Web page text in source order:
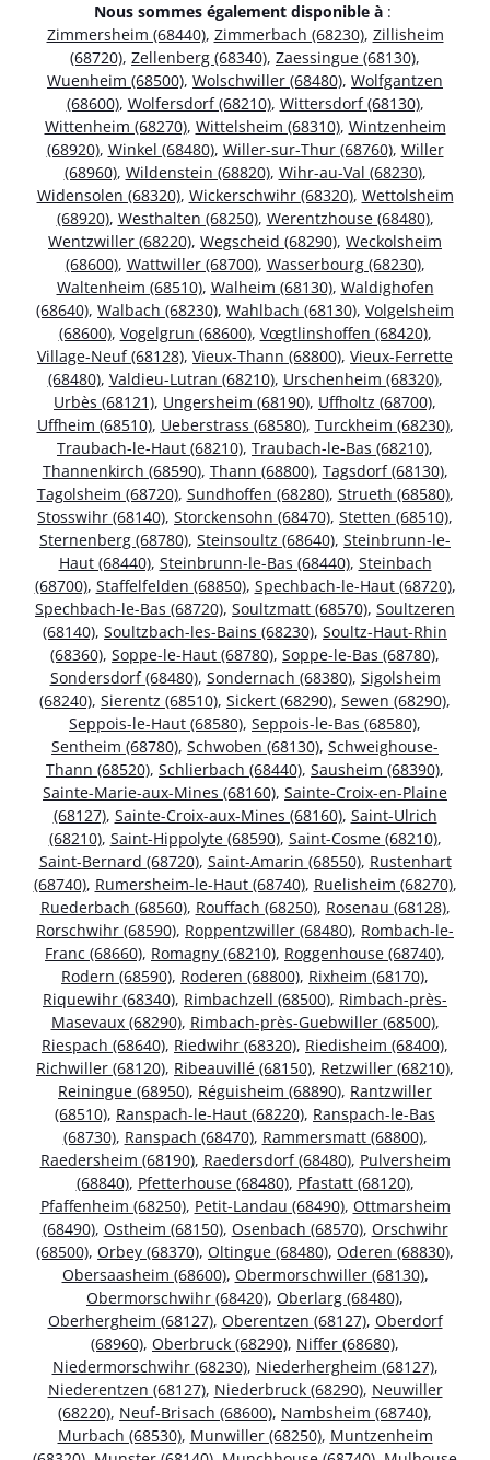
Nous sommes également disponible à :
Zimmersheim (68440), Zimmerbach (68230), Zillisheim
(68720), Zellenberg (68340), Zaessingue (68130),
Wuenheim (68500), Wolschwiller (68480), Wolfgantzen
(68600), Wolfersdorf (68210), Wittersdorf (68130),
Wittenheim (68270), Wittelsheim (68310), Wintzenheim
(68920), Winkel (68480), Willer-sur-Thur (68760), Willer
(68960), Wildenstein (68820), Wihr-au-Val (68230),
Widensolen (68320), Wickerschwihr (68320), Wettolsheim
(68920), Westhalten (68250), Werentzhouse (68480),
Wentzwiller (68220), Wegscheid (68290), Weckolsheim
(68600), Wattwiller (68700), Wasserbourg (68230),
Waltenheim (68510), Walheim (68130), Waldighofen
(68640), Walbach (68230), Wahlbach (68130), Volgelsheim
(68600), Vogelgrun (68600), Vœgtlinshoffen (68420),
Village-Neuf (68128), Vieux-Thann (68800), Vieux-Ferrette
(68480), Valdieu-Lutran (68210), Urschenheim (68320),
Urbès (68121), Ungersheim (68190), Uffholtz (68700),
Uffheim (68510), Ueberstrass (68580), Turckheim (68230),
Traubach-le-Haut (68210), Traubach-le-Bas (68210),
Thannenkirch (68590), Thann (68800), Tagsdorf (68130),
Tagolsheim (68720), Sundhoffen (68280), Strueth (68580),
Stosswihr (68140), Storckensohn (68470), Stetten (68510),
Sternenberg (68780), Steinsoultz (68640), Steinbrunn-le-
Haut (68440), Steinbrunn-le-Bas (68440), Steinbach
(68700), Staffelfelden (68850), Spechbach-le-Haut (68720),
Spechbach-le-Bas (68720), Soultzmatt (68570), Soultzeren
(68140), Soultzbach-les-Bains (68230), Soultz-Haut-Rhin
(68360), Soppe-le-Haut (68780), Soppe-le-Bas (68780),
Sondersdorf (68480), Sondernach (68380), Sigolsheim
(68240), Sierentz (68510), Sickert (68290), Sewen (68290),
Seppois-le-Haut (68580), Seppois-le-Bas (68580),
Sentheim (68780), Schwoben (68130), Schweighouse-
Thann (68520), Schlierbach (68440), Sausheim (68390),
Sainte-Marie-aux-Mines (68160), Sainte-Croix-en-Plaine
(68127), Sainte-Croix-aux-Mines (68160), Saint-Ulrich
(68210), Saint-Hippolyte (68590), Saint-Cosme (68210),
Saint-Bernard (68720), Saint-Amarin (68550), Rustenhart
(68740), Rumersheim-le-Haut (68740), Ruelisheim (68270),
Ruederbach (68560), Rouffach (68250), Rosenau (68128),
Rorschwihr (68590), Roppentzwiller (68480), Rombach-le-
Franc (68660), Romagny (68210), Roggenhouse (68740),
Rodern (68590), Roderen (68800), Rixheim (68170),
Riquewihr (68340), Rimbachzell (68500), Rimbach-près-
Masevaux (68290), Rimbach-près-Guebwiller (68500),
Riespach (68640), Riedwihr (68320), Riedisheim (68400),
Richwiller (68120), Ribeauvillé (68150), Retzwiller (68210),
Reiningue (68950), Réguisheim (68890), Rantzwiller
(68510), Ranspach-le-Haut (68220), Ranspach-le-Bas
(68730), Ranspach (68470), Rammersmatt (68800),
Raedersheim (68190), Raedersdorf (68480), Pulversheim
(68840), Pfetterhouse (68480), Pfastatt (68120),
Pfaffenheim (68250), Petit-Landau (68490), Ottmarsheim
(68490), Ostheim (68150), Osenbach (68570), Orschwihr
(68500), Orbey (68370), Oltingue (68480), Oderen (68830),
Obersaasheim (68600), Obermorschwiller (68130),
Obermorschwihr (68420), Oberlarg (68480),
Oberhergheim (68127), Oberentzen (68127), Oberdorf
(68960), Oberbruck (68290), Niffer (68680),
Niedermorschwihr (68230), Niederhergheim (68127),
Niederentzen (68127), Niederbruck (68290), Neuwiller
(68220), Neuf-Brisach (68600), Nambsheim (68740),
Murbach (68530), Munwiller (68250), Muntzenheim